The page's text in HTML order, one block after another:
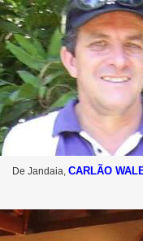
De Jandaia, CARLÃO